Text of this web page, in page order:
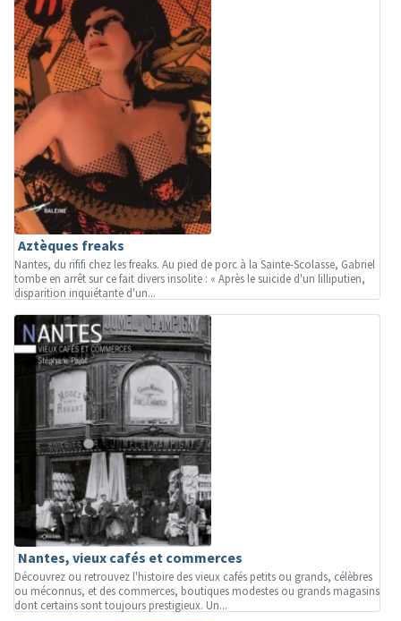
Aztèques freaks
Nantes, du rififi chez les freaks. Au pied de porc à la Sainte-Scolasse, Gabriel
tombe en arrêt sur ce fait divers insolite : « Après le suicide d'un lilliputien,
disparition inquiétante d'un...
Nantes, vieux cafés et commerces
Découvrez ou retrouvez l'histoire des vieux cafés petits ou grands, célèbres
ou méconnus, et des commerces, boutiques modestes ou grands magasins
dont certains sont toujours prestigieux. Un...